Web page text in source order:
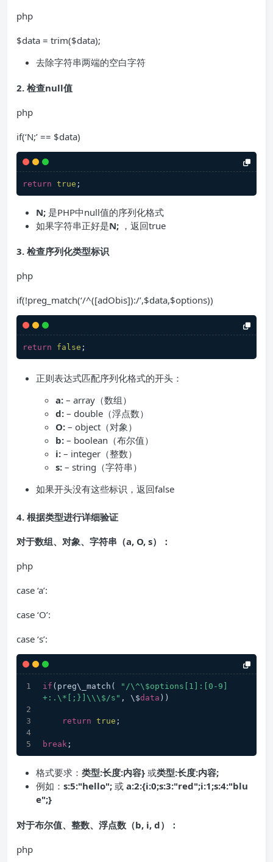
php
$data = trim($data);
去除字符串两端的空白字符
2. 检查null值
php
if(‘N;’ == $data)
return true
N; 是PHP中null值的序列化格式
如果字符串正好是​N; ，返回true
3. 检查序列化类型标识
php
if(!preg_match(‘/^([adObis]):/’,$data,$options))
return false
正则表达式匹配序列化格式的开头：
a: – array（数组）
d: – double（浮点数）
O: – object（对象）
b: – boolean（布尔值）
i: – integer（整数）
s: – string（字符串）
如果开头没有这些标识，返回false
4. 根据类型进行详细验证
对于数组、对象、字符串（a, O, s）：
php
case ‘a’:
case ‘O’:
case ‘s’:
if (preg\_match(
"/\^\$options[1]:[0-9]
+:.\*[;}]\\\$/s" , \$data ))
return true ;
break ;
格式要求： 类型:长度:内容} 或类型:长度:内容;
例如： s:5:"hello"; 或 a:2:{i:0;s:3:"red";i:1;s:4:"blu
e";}
对于布尔值、整数、浮点数（b, i, d）：
php